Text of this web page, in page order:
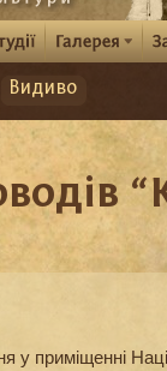
Видиво
у приміщенні